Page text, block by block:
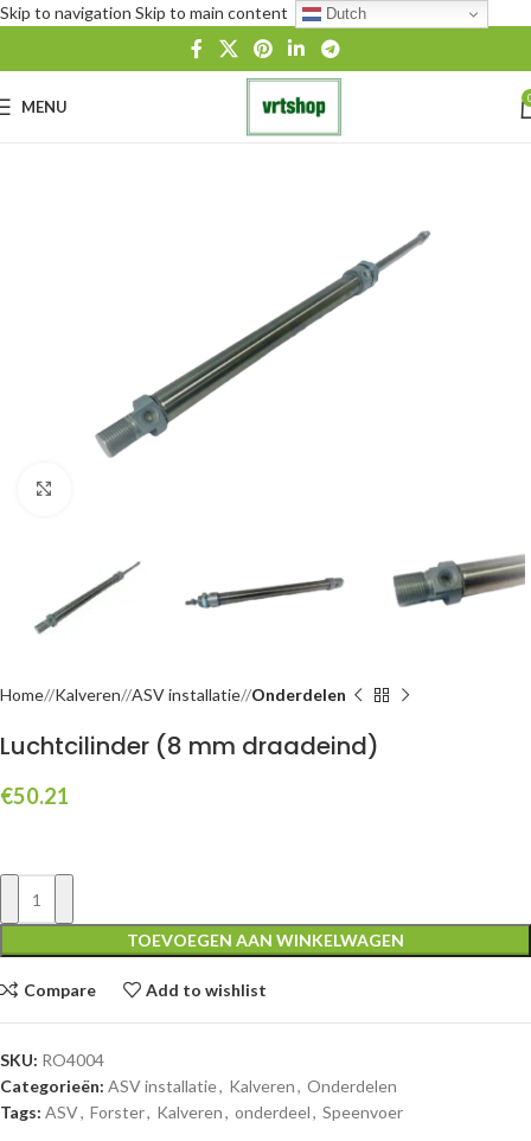
Skip to navigation Skip to main content
MENU
Home/ Kalveren/ ASV installatie/ Onderdelen
Luchtcilinder (8 mm draadeind)
€50.21
TOEVOEGEN AAN WINKELWAGEN
Compare Add to wishlist
SKU: RO4004
Categorieën: ASV installatie, Kalveren, Onderdelen
Tags: ASV, Forster, Kalveren, onderdeel, Speenvoer
Dutch